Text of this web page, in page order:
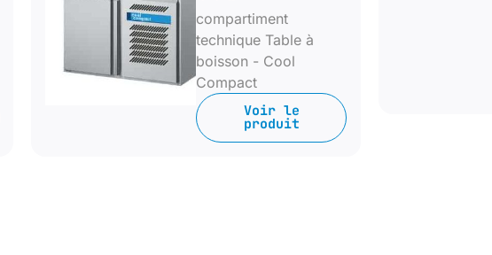
compartiment
technique Table à
boisson - Cool
Compact
Voir le
produit